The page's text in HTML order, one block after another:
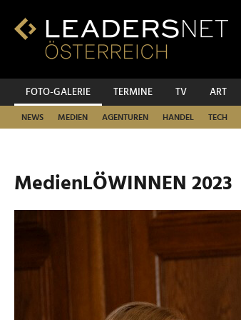
Inhalt
Fußzeilen-
Hauptnavigation
FOTO-GALERIE TERMINE TV ART
NEWS MEDIEN AGENTUREN HANDEL TECH
MedienLÖWINNEN 2023